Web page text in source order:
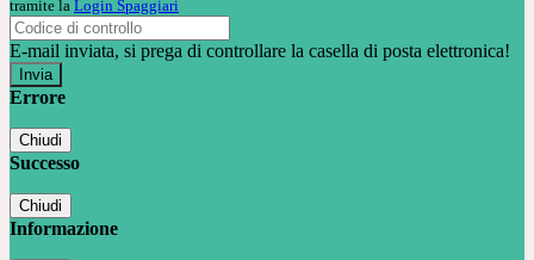
tramite la Login Spaggiari
E-mail inviata, si prega di controllare la casella di posta elettronica!
Errore
Chiudi
Successo
Chiudi
Informazione